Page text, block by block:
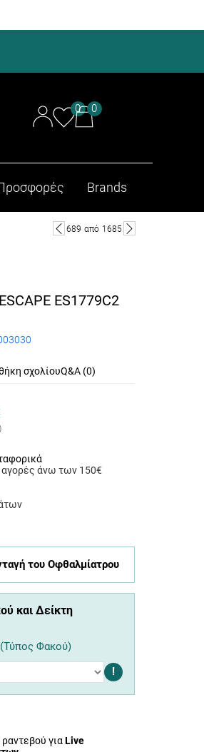
0 0
Brands
689 από 1685
ES1779C2
σχολίουQ&A (0)
αγορές άνω των 150€
του Οφθαλμίατρου
και Δείκτη
(Τύπος Φακού)
!
γιαLive